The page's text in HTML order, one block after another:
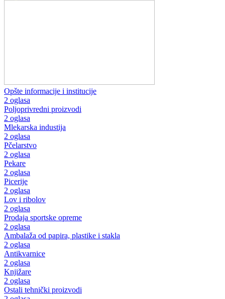
Opšte informacije i institucije
2 oglasa
Poljoprivredni proizvodi
2 oglasa
Mlekarska industija
2 oglasa
Pčelarstvo
2 oglasa
Pekare
2 oglasa
Picerije
2 oglasa
Lov i ribolov
2 oglasa
Prodaja sportske opreme
2 oglasa
Ambalaža od papira, plastike i stakla
2 oglasa
Antikvarnice
2 oglasa
Knjižare
2 oglasa
Ostali tehnički proizvodi